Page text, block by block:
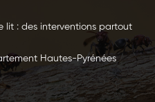
lit : des interventions partout
Hautes-Pyrénées